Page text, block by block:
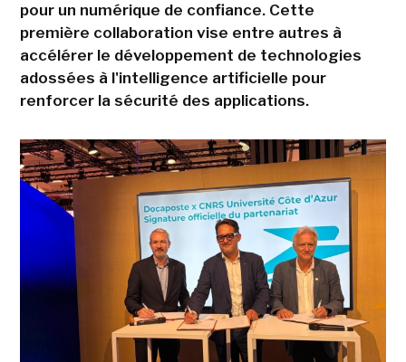
pour un numérique de confiance. Cette
première collaboration vise entre autres à
accélérer le développement de technologies
adossées à l'intelligence artificielle pour
renforcer la sécurité des applications.